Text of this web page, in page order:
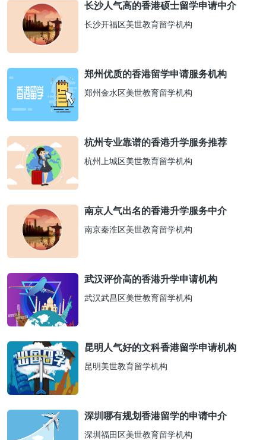
长沙人气高的香港硕士留学申请中介
长沙开福区美世教育留学机构
郑州优质的香港留学申请服务机构
郑州金水区美世教育留学机构
杭州专业靠谱的香港升学服务推荐
杭州上城区美世教育留学机构
南京人气出名的香港升学服务中介
南京秦淮区美世教育留学机构
武汉评价高的香港升学申请机构
武汉武昌区美世教育留学机构
昆明人气好的文科香港留学申请机构
昆明美世教育留学机构
深圳哪有规划香港留学的申请中介
深圳福田区美世教育留学机构